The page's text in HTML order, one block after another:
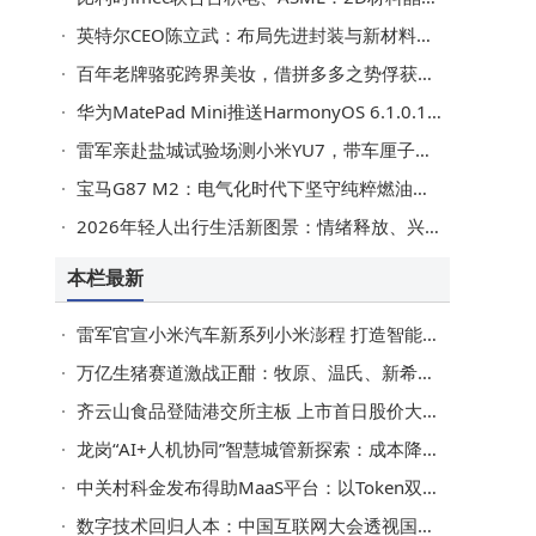
英特尔CEO陈立武：布局先进封装与新材料，锚定5到10年10倍回报目标
百年老牌骆驼跨界美妆，借拼多多之势俘获年轻“防晒族”
华为MatePad Mini推送HarmonyOS 6.1.0.125 SP15升级，新增紧凑布局等多项优化
雷军亲赴盐城试验场测小米YU7，带车厘子慰问工程师并透露新体验官
宝马G87 M2：电气化时代下坚守纯粹燃油乐趣的硬核轿跑之选
2026年轻人出行生活新图景：情绪释放、兴趣探索引领多元新趋势
本栏最新
雷军官宣小米汽车新系列小米澎程 打造智能可变大空间SUV
万亿生猪赛道激战正酣：牧原、温氏、新希望、双胞胎各展优势谁能突围？
齐云山食品登陆港交所主板 上市首日股价大涨市值跃至23亿港元
龙岗“AI+人机协同”智慧城管新探索：成本降效率升，成果加速走向街头
中关村科金发布得助MaaS平台：以Token双体系驱动企业AI规模化运营新变革
数字技术回归人本：中国互联网大会透视国产勤哲平台的普惠价值